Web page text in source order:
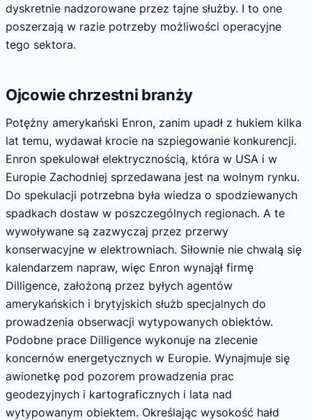
dyskretnie nadzorowane przez tajne służby. I to one
poszerzają w razie potrzeby możliwości operacyjne
tego sektora.
Ojcowie chrzestni branży
Potężny amerykański Enron, zanim upadł z hukiem kilka
lat temu, wydawał krocie na szpiegowanie konkurencji.
Enron spekulował elektrycznością, która w USA i w
Europie Zachodniej sprzedawana jest na wolnym rynku.
Do spekulacji potrzebna była wiedza o spodziewanych
spadkach dostaw w poszczególnych regionach. A te
wywoływane są zazwyczaj przez przerwy
konserwacyjne w elektrowniach. Siłownie nie chwalą się
kalendarzem napraw, więc Enron wynajął firmę
Dilligence, założoną przez byłych agentów
amerykańskich i brytyjskich służb specjalnych do
prowadzenia obserwacji wytypowanych obiektów.
Podobne prace Dilligence wykonuje na zlecenie
koncernów energetycznych w Europie. Wynajmuje się
awionetkę pod pozorem prowadzenia prac
geodezyjnych i kartograficznych i lata nad
wytypowanym obiektem. Określając wysokość hałd